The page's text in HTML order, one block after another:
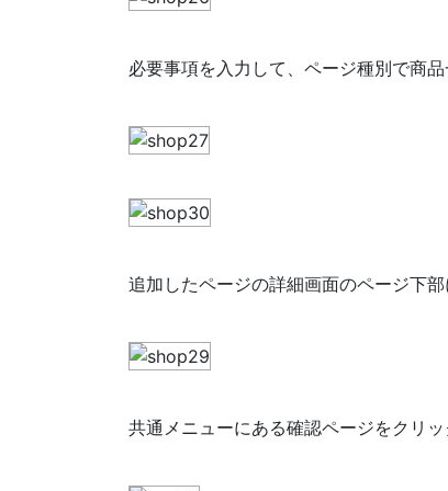
必要事項を入力して、ページ種別で商
追加したページの詳細画面のページ下
共通メニューにある確認ページをクリッ